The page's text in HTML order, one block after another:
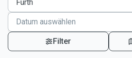
Filter